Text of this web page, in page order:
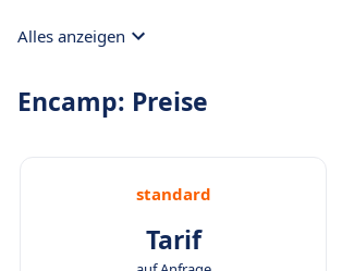
Alles anzeigen
Encamp: Preise
standard
Tarif